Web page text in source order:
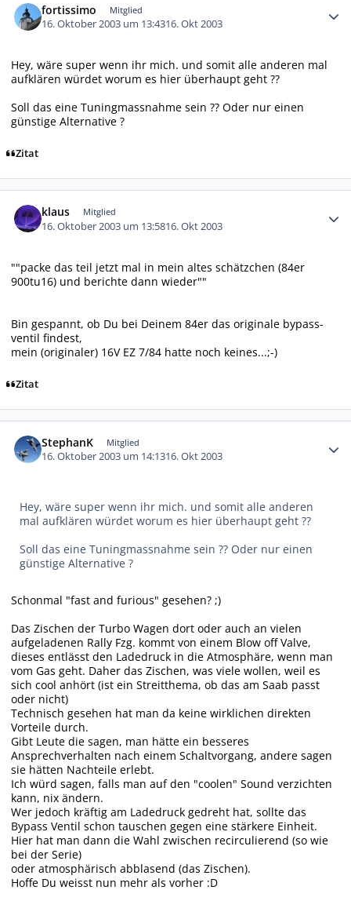
fortissimo Mitglied
16. Oktober 2003 um 13:4316. Okt 2003
Hey, wäre super wenn ihr mich. und somit alle anderen mal
aufklären würdet worum es hier überhaupt geht ??
Soll das eine Tuningmassnahme sein ?? Oder nur einen
günstige Alternative ?
Zitat
klaus Mitglied
16. Oktober 2003 um 13:5816. Okt 2003
""packe das teil jetzt mal in mein altes schätzchen (84er
900tu16) und berichte dann wieder""
Bin gespannt, ob Du bei Deinem 84er das originale bypass-
ventil findest,
mein (originaler) 16V EZ 7/84 hatte noch keines...;-)
Zitat
StephanK Mitglied
16. Oktober 2003 um 14:1316. Okt 2003
Hey, wäre super wenn ihr mich. und somit alle anderen
mal aufklären würdet worum es hier überhaupt geht ??
Soll das eine Tuningmassnahme sein ?? Oder nur einen
günstige Alternative ?
Schonmal "fast and furious" gesehen? ;)
Das Zischen der Turbo Wagen dort oder auch an vielen
aufgeladenen Rally Fzg. kommt von einem Blow off Valve,
dieses entlässt den Ladedruck in die Atmosphäre, wenn man
vom Gas geht. Daher das Zischen, was viele wollen, weil es
sich cool anhört (ist ein Streitthema, ob das am Saab passt
oder nicht)
Technisch gesehen hat man da keine wirklichen direkten
Vorteile durch.
Gibt Leute die sagen, man hätte ein besseres
Ansprechverhalten nach einem Schaltvorgang, andere sagen
sie hätten Nachteile erlebt.
Ich würd sagen, falls man auf den "coolen" Sound verzichten
kann, nix ändern.
Wer jedoch kräftig am Ladedruck gedreht hat, sollte das
Bypass Ventil schon tauschen gegen eine stärkere Einheit.
Hier hat man dann die Wahl zwischen recirculierend (so wie
bei der Serie)
oder atmosphärisch abblasend (das Zischen).
Hoffe Du weisst nun mehr als vorher :D